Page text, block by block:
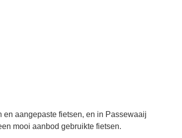
en aangepaste fietsen, en in Passewaaij
mooi aanbod gebruikte fietsen.